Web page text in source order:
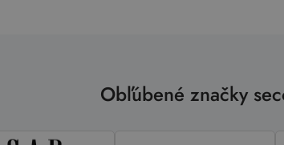
Obľúbené značky